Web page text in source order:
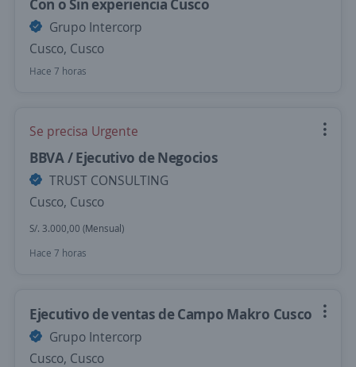
Con o Sin experiencia Cusco
Grupo Intercorp
Cusco, Cusco
Hace 7 horas
Se precisa Urgente
BBVA / Ejecutivo de Negocios
TRUST CONSULTING
Cusco, Cusco
S/. 3.000,00 (Mensual)
Hace 7 horas
Ejecutivo de ventas de Campo Makro Cusco
Grupo Intercorp
Cusco, Cusco